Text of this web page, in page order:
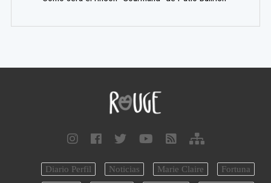
Diario Perfil Noticias Marie Claire Fortuna